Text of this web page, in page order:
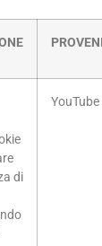
di
YouTube